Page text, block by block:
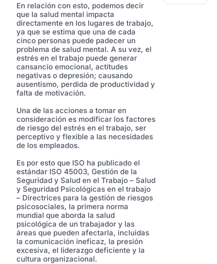
En relación con esto, podemos decir
que la salud mental impacta
directamente en los lugares de trabajo,
ya que se estima que una de cada
cinco personas puede padecer un
problema de salud mental. A su vez, el
estrés en el trabajo puede generar
cansancio emocional, actitudes
negativas o depresión; causando
ausentismo, perdida de productividad y
falta de motivación.
Una de las acciones a tomar en
consideración es modificar los factores
de riesgo del estrés en el trabajo, ser
perceptivo y flexible a las necesidades
de los empleados.
Es por esto que ISO ha publicado el
estándar ISO 45003, Gestión de la
Seguridad y Salud en el Trabajo – Salud
y Seguridad Psicológicas en el trabajo
– Directrices para la gestión de riesgos
psicosociales, la primera norma
mundial que aborda la salud
psicológica de un trabajador y las
áreas que pueden afectarla, incluidas
la comunicación ineficaz, la presión
excesiva, el liderazgo deficiente y la
cultura organizacional.